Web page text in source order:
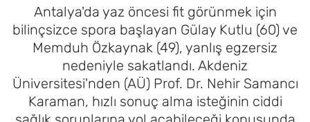
Antalya'da yaz öncesi fit görünmek için
bilinçsizce spora başlayan Gülay Kutlu (60) ve
Memduh Özkaynak (49), yanlış egzersiz
nedeniyle sakatlandı. Akdeniz
Üniversitesi'nden (AÜ) Prof. Dr. Nehir Samancı
Karaman, hızlı sonuç alma isteğinin ciddi